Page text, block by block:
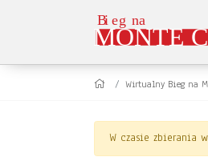
Wirtualny Bieg na
W czasie zbierania